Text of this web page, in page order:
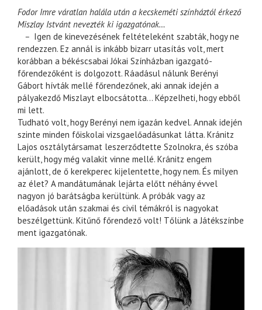
Fodor Imre váratlan halála után a kecskeméti színháztól érkező
Miszlay Istvánt nevezték ki igazgatónak…
– Igen de kinevezésének feltételeként szabták, hogy ne
rendezzen. Ez annál is inkább bizarr utasítás volt, mert
korábban a békéscsabai Jókai Színházban igazgató-
főrendezőként is dolgozott. Ráadásul nálunk Berényi
Gábort hívták mellé főrendezőnek, aki annak idején a
pályakezdő Miszlayt elbocsátotta… Képzelheti, hogy ebből
mi lett.
Tudható volt, hogy Berényi nem igazán kedvel. Annak idején
szinte minden főiskolai vizsgaelőadásunkat látta. Kránitz
Lajos osztálytársamat leszerződtette Szolnokra, és szóba
került, hogy még valakit vinne mellé. Kránitz engem
ajánlott, de ő kerekperec kijelentette, hogy nem. És milyen
az élet? A mandátumának lejárta előtt néhány évvel
nagyon jó barátságba kerültünk. A próbák vagy az
előadások után szakmai és civil témákról is nagyokat
beszélgettünk. Kitűnő főrendező volt! Tőlünk a Játékszínbe
ment igazgatónak.